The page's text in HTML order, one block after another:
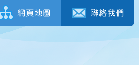
網頁地圖 聯絡我們